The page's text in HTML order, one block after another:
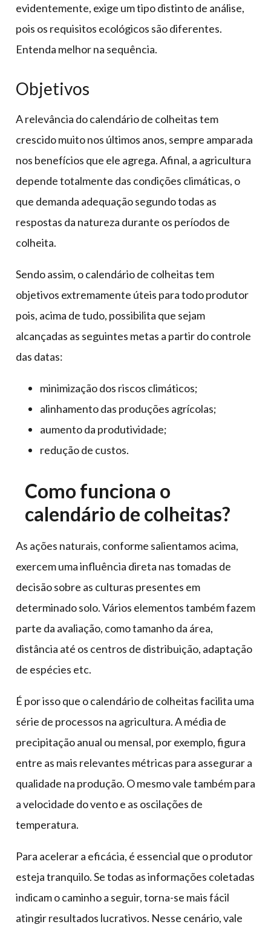
evidentemente, exige um tipo distinto de análise,
pois os requisitos ecológicos são diferentes.
Entenda melhor na sequência.
Objetivos
A relevância do calendário de colheitas tem
crescido muito nos últimos anos, sempre amparada
nos benefícios que ele agrega. Afinal, a agricultura
depende totalmente das condições climáticas, o
que demanda adequação segundo todas as
respostas da natureza durante os períodos de
colheita.
Sendo assim, o calendário de colheitas tem
objetivos extremamente úteis para todo produtor
pois, acima de tudo, possibilita que sejam
alcançadas as seguintes metas a partir do controle
das datas:
minimização dos riscos climáticos;
alinhamento das produções agrícolas;
aumento da produtividade;
redução de custos.
Como funciona o
calendário de colheitas?
As ações naturais, conforme salientamos acima,
exercem uma influência direta nas tomadas de
decisão sobre as culturas presentes em
determinado solo. Vários elementos também fazem
parte da avaliação, como tamanho da área,
distância até os centros de distribuição, adaptação
de espécies etc.
É por isso que o calendário de colheitas facilita uma
série de processos na agricultura. A média de
precipitação anual ou mensal, por exemplo, figura
entre as mais relevantes métricas para assegurar a
qualidade na produção. O mesmo vale também para
a velocidade do vento e as oscilações de
temperatura.
Para acelerar a eficácia, é essencial que o produtor
esteja tranquilo. Se todas as informações coletadas
indicam o caminho a seguir, torna-se mais fácil
atingir resultados lucrativos. Nesse cenário, vale